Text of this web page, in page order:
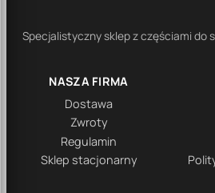
Specjalistyczny sklep z częściami do
NASZA FIRMA
Dostawa
Zwroty
Regulamin
Sklep stacjonarny